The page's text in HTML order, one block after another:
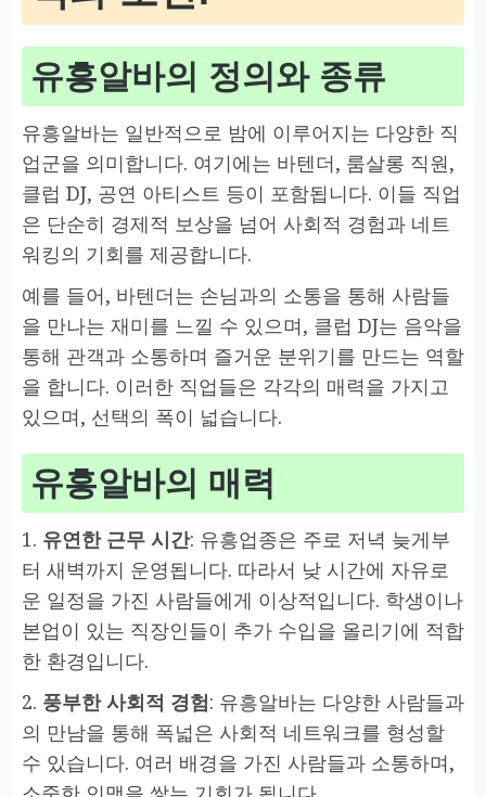
유흥알바의 정의와 종류
유흥알바는 일반적으로 밤에 이루어지는 다양한 직
업군을 의미합니다. 여기에는 바텐더, 룸살롱 직원,
클럽 DJ, 공연 아티스트 등이 포함됩니다. 이들 직업
은 단순히 경제적 보상을 넘어 사회적 경험과 네트
워킹의 기회를 제공합니다.
예를 들어, 바텐더는 손님과의 소통을 통해 사람들
을 만나는 재미를 느낄 수 있으며, 클럽 DJ는 음악을
통해 관객과 소통하며 즐거운 분위기를 만드는 역할
을 합니다. 이러한 직업들은 각각의 매력을 가지고
있으며, 선택의 폭이 넓습니다.
유흥알바의 매력
1. 유연한 근무 시간: 유흥업종은 주로 저녁 늦게부
터 새벽까지 운영됩니다. 따라서 낮 시간에 자유로
운 일정을 가진 사람들에게 이상적입니다. 학생이나
본업이 있는 직장인들이 추가 수입을 올리기에 적합
한 환경입니다.
2. 풍부한 사회적 경험: 유흥알바는 다양한 사람들과
의 만남을 통해 폭넓은 사회적 네트워크를 형성할
수 있습니다. 여러 배경을 가진 사람들과 소통하며,